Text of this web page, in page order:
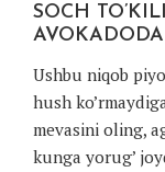
SOCH
Ushbu niqob
hush
mevasini oling,
kunga yorug’